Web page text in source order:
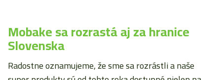
Mobake sa rozrastá aj za hranice
Slovenska
Radostne oznamujeme, že sme sa rozrástli a naše